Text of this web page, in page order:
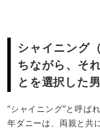
シャイニング
ちながら、そ
とを選択した
“シャイニング”と呼ば
年ダニーは、両親と共